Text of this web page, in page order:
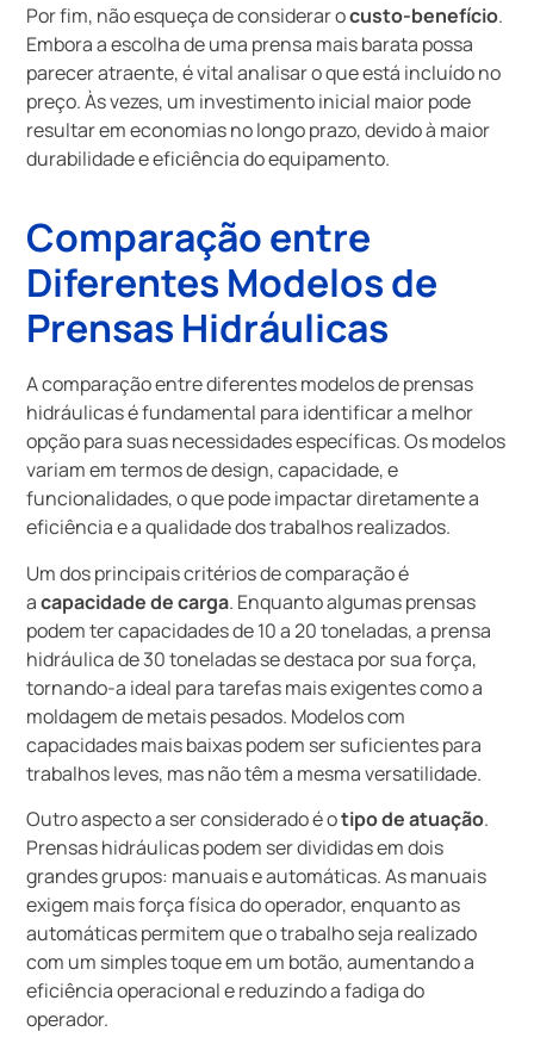
Por fim, não esqueça de considerar ocusto-benefício.
Embora a escolha de uma prensa mais barata possa
parecer atraente, é vital analisar o que está incluído no
preço. Às vezes, um investimento inicial maior pode
resultar em economias no longo prazo, devido à maior
durabilidade e eficiência do equipamento.
Comparação entre
Diferentes Modelos de
Prensas Hidráulicas
A comparação entre diferentes modelos de prensas
hidráulicas é fundamental para identificar a melhor
opção para suas necessidades específicas. Os modelos
variam em termos de design, capacidade, e
funcionalidades, o que pode impactar diretamente a
eficiência e a qualidade dos trabalhos realizados.
Um dos principais critérios de comparação é
acapacidade de carga. Enquanto algumas prensas
podem ter capacidades de 10 a 20 toneladas, a prensa
hidráulica de 30 toneladas se destaca por sua força,
tornando-a ideal para tarefas mais exigentes como a
moldagem de metais pesados. Modelos com
capacidades mais baixas podem ser suficientes para
trabalhos leves, mas não têm a mesma versatilidade.
Outro aspecto a ser considerado é otipo de atuação.
Prensas hidráulicas podem ser divididas em dois
grandes grupos: manuais e automáticas. As manuais
exigem mais força física do operador, enquanto as
automáticas permitem que o trabalho seja realizado
com um simples toque em um botão, aumentando a
eficiência operacional e reduzindo a fadiga do
operador.